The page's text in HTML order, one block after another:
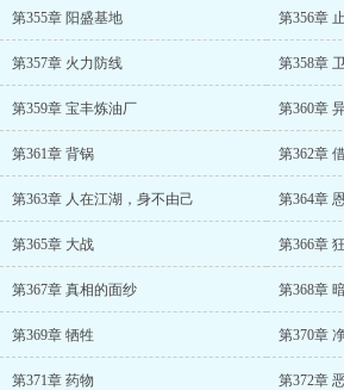
第355章 阳盛基地 第356章
第357章 火力防线 第358章
第359章 宝丰炼油厂 第360章
第361章 背锅 第362章
第363章 人在江湖，身不由己 第364章
第365章 大战 第366章
第367章 真相的面纱 第368章
第369章 牺牲 第370章
第371章 药物 第372章